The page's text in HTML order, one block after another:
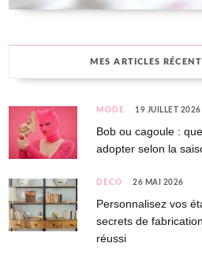
MES ARTICLES
MODE 19 JUILLET 2026
Bob ou cagoule :
adopter selon la
DÉCO 26 MAI 2026
Personnalisez vos
secrets de
réussi